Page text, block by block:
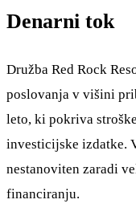
Denarni tok
Družba Red Rock
poslovanja v višini
leto, ki pokriva
investicijske izdatke.
nestanoviten zaradi
financiranju.